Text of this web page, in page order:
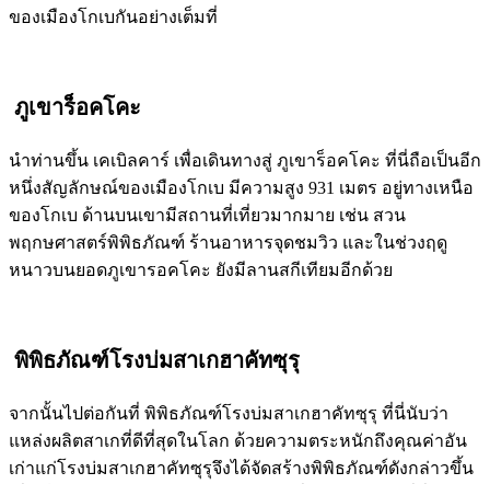
ของเมืองโกเบกันอย่างเต็มที่
ภูเขาร็อคโคะ
นำท่านขึ้น เคเบิลคาร์ เพื่อเดินทางสู่ ภูเขาร็อคโคะ ที่นี่ถือเป็นอีก
หนึ่งสัญลักษณ์ของเมืองโกเบ มีความสูง 931 เมตร อยู่ทางเหนือ
ของโกเบ ด้านบนเขามีสถานที่เที่ยวมากมาย เช่น สวน
พฤกษศาสตร์พิพิธภัณฑ์ ร้านอาหารจุดชมวิว และในช่วงฤดู
หนาวบนยอดภูเขารอคโคะ ยังมีลานสกีเทียมอีกด้วย
พิพิธภัณฑ์โรงบ่มสาเกฮาคัทซุรุ
จากนั้นไปต่อกันที่ พิพิธภัณฑ์โรงบ่มสาเกฮาคัทซุรุ ที่นี่นับว่า
แหล่งผลิตสาเกที่ดีที่สุดในโลก ด้วยความตระหนักถึงคุณค่าอัน
เก่าแก่โรงบ่มสาเกฮาคัทซุรุจึงได้จัดสร้างพิพิธภัณฑ์ดังกล่าวขึ้น